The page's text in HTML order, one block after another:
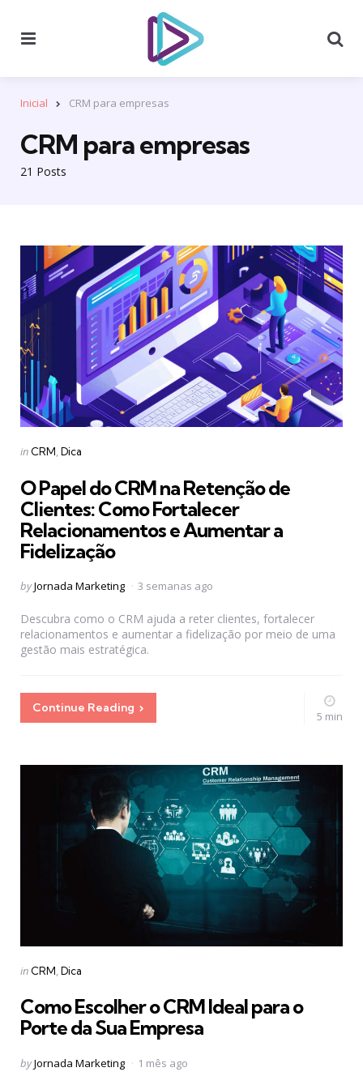
Inicial CRM para empresas
21 Posts
CRM para empresas
Categories
Posted
in CRM Dica
O Papel do CRM na Retenção de
Clientes: Como Fortalecer
Relacionamentos e Aumentar a
Fidelização
Posted
byJornada Marketing 3 semanas ago
Descubra como o CRM ajuda a reter clientes, fortalecer
relacionamentos e aumentar a fidelização por meio de uma
gestão mais estratégica.
Continue Reading
5 min
Categories
Posted
in CRM Dica
Como Escolher o CRM Ideal para o
Porte da Sua Empresa
Posted
byJornada Marketing 1 mês ago